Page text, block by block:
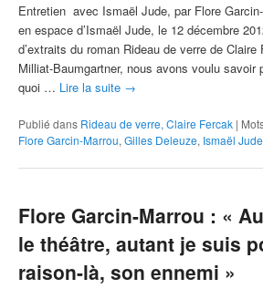
Entretien avec Ismaël Jude, par Flore
en espace d’Ismaël Jude, le 12 décembre
d’extraits du roman Rideau de verre de
Milliat-Baumgartner, nous avons voulu savoir
quoi … Lire la suite →
Publié dans Rideau de verre, Claire Fercak |
Flore Garcin-Marrou, Gilles Deleuze, Ismaël Jude
Flore Garcin-Marrou : «
le théâtre, autant je suis
raison-là, son ennemi »